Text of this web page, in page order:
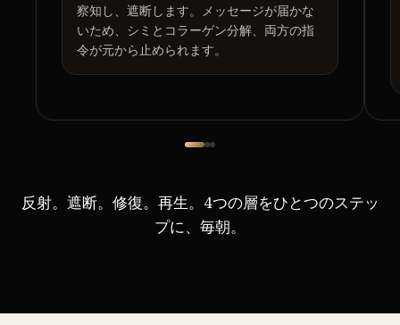
察知し、遮断します。メッセージが届かな
いため、シミとコラーゲン分解、両方の指
令が元から止められます。
反射。遮断。修復。再生。4つの層をひとつのステッ
プに、毎朝。